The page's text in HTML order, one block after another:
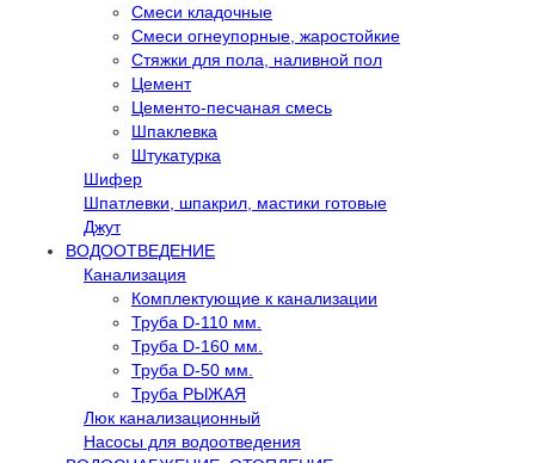
Смеси кладочные
Смеси огнеупорные, жаростойкие
Стяжки для пола, наливной пол
Цемент
Цементо-песчаная смесь
Шпаклевка
Штукатурка
Шифер
Шпатлевки, шпакрил, мастики готовые
Джут
ВОДООТВЕДЕНИЕ
Канализация
Комплектующие к канализации
Труба D-110 мм.
Труба D-160 мм.
Труба D-50 мм.
Труба РЫЖАЯ
Люк канализационный
Насосы для водоотведения